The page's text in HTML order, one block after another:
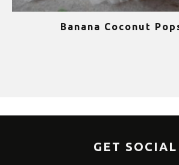
Banana Coconut
GET SOCIAL